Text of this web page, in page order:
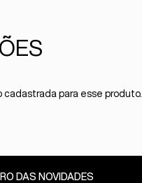
cadastrada para esse produto.
DAS NOVIDADES